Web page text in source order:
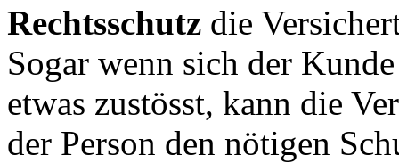
Rechtsschutz die
Sogar wenn sich der
etwas zustösst, kann die
der Person den nötigen